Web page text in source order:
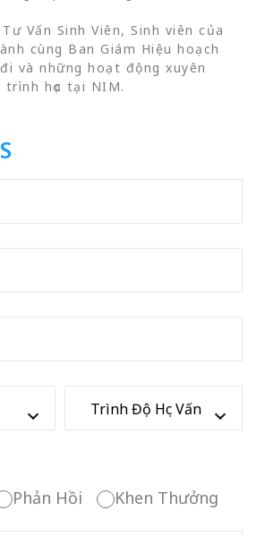
Vấn Sinh Viên, Sinh viên của
cùng Ban Giám Hiệu hoạch
và những hoạt động xuyên
học tại NIM.
Phản Hồi Khen Thưởng